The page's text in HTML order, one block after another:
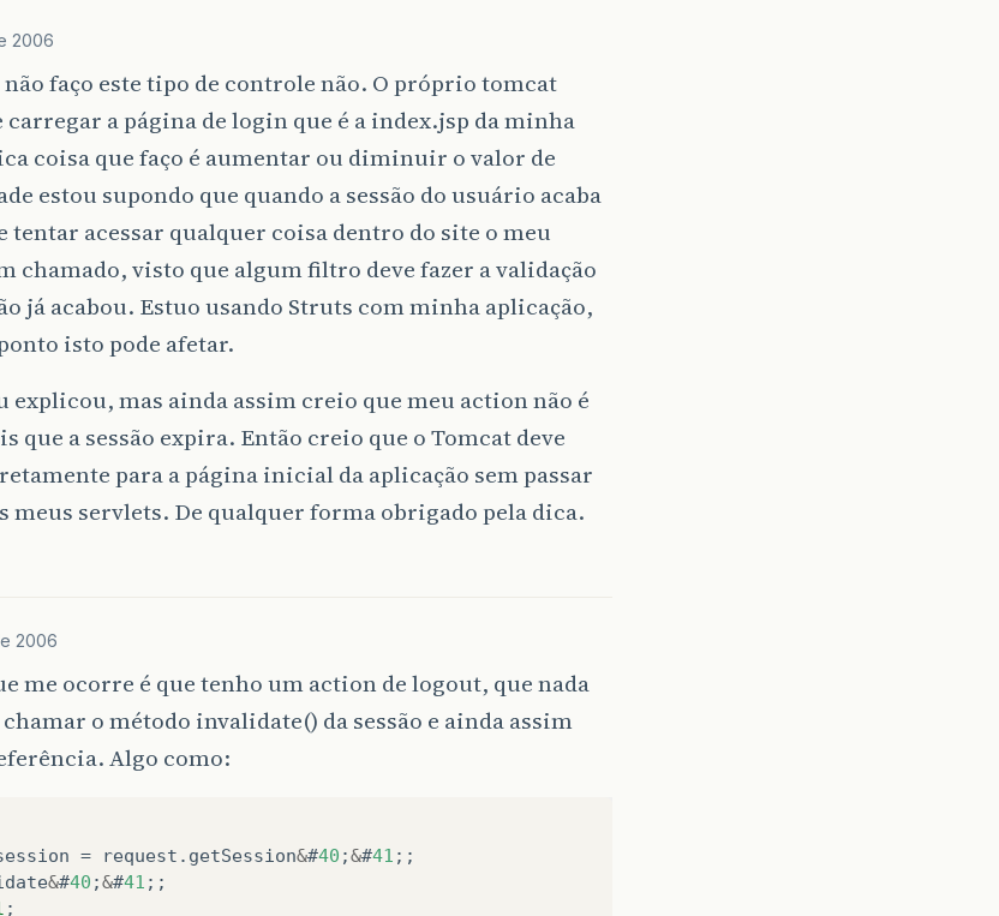
2006
não faço este tipo de controle não. O próprio tomcat
carregar a página de login que é a index.jsp da minha
coisa que faço é aumentar ou diminuir o valor de
estou supondo que quando a sessão do usuário acaba
tentar acessar qualquer coisa dentro do site o meu
chamado, visto que algum filtro deve fazer a validação
já acabou. Estuo usando Struts com minha aplicação,
isto pode afetar.
explicou, mas ainda assim creio que meu action não é
que a sessão expira. Então creio que o Tomcat deve
para a página inicial da aplicação sem passar
meus servlets. De qualquer forma obrigado pela dica.
2006
me ocorre é que tenho um action de logout, que nada
o método invalidate() da sessão e ainda assim
Algo como:
= request . getSession&#40 ;&#41 ;;
&#40 ;&#41 ;;
;